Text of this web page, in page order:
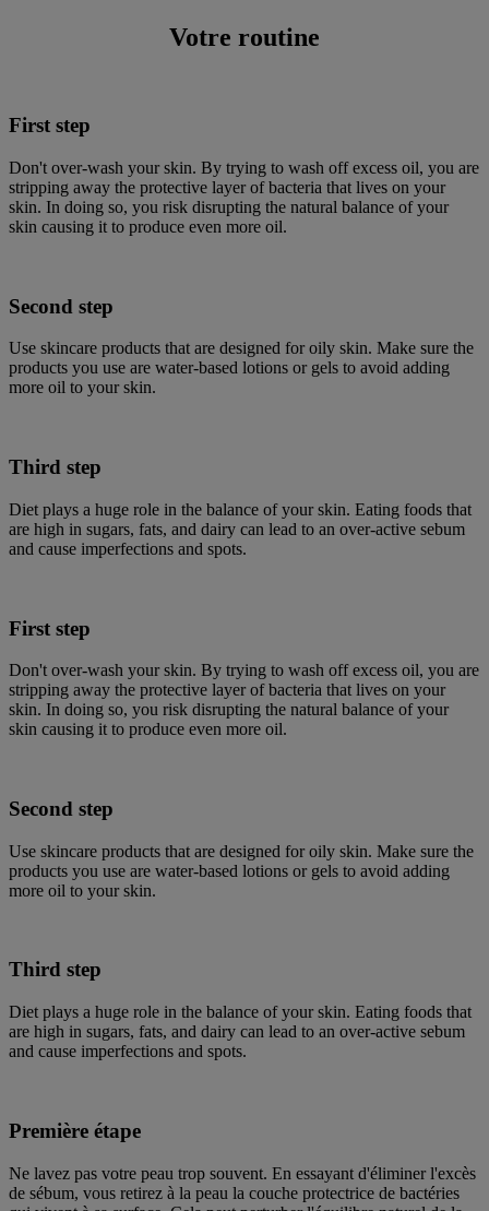
Votre routine
First step
Don't over-wash your skin. By trying to wash off excess oil, you are
stripping away the protective layer of bacteria that lives on your
skin. In doing so, you risk disrupting the natural balance of your
skin causing it to produce even more oil.
Second step
Use skincare products that are designed for oily skin. Make sure the
products you use are water-based lotions or gels to avoid adding
more oil to your skin.
Third step
Diet plays a huge role in the balance of your skin. Eating foods that
are high in sugars, fats, and dairy can lead to an over-active sebum
and cause imperfections and spots.
First step
Don't over-wash your skin. By trying to wash off excess oil, you are
stripping away the protective layer of bacteria that lives on your
skin. In doing so, you risk disrupting the natural balance of your
skin causing it to produce even more oil.
Second step
Use skincare products that are designed for oily skin. Make sure the
products you use are water-based lotions or gels to avoid adding
more oil to your skin.
Third step
Diet plays a huge role in the balance of your skin. Eating foods that
are high in sugars, fats, and dairy can lead to an over-active sebum
and cause imperfections and spots.
Première étape
Ne lavez pas votre peau trop souvent. En essayant d'éliminer l'excès
de sébum, vous retirez à la peau la couche protectrice de bactéries